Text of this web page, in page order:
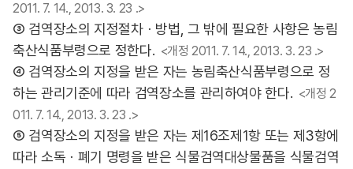
2011. 7. 14., 2013. 3. 23 .>
③ 검역장소의 지정절차ㆍ방법, 그 밖에 필요한 사항은 농림
축산식품부령으로 정한다. <개정 2011. 7. 14., 2013. 3. 23 .>
④ 검역장소의 지정을 받은 자는 농림축산식품부령으로 정
하는 관리기준에 따라 검역장소를 관리하여야 한다. <개정 2
011. 7. 14., 2013. 3. 23 .>
⑤ 검역장소의 지정을 받은 자는 제16조제1항 또는 제3항에
따라 소독ㆍ폐기 명령을 받은 식물검역대상물품을 식물검역